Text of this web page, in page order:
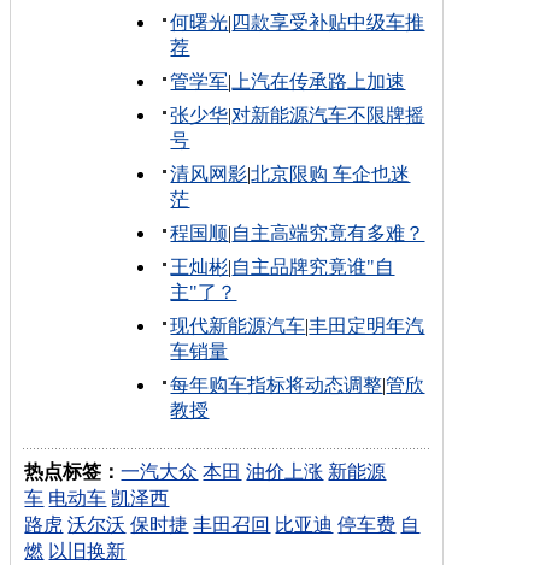
何曙光| 四款享受补贴中级车推
荐
管学军| 上汽在传承路上加速
张少华|对新能源汽车不限牌摇
号
清风网影|北京限购 车企也迷
茫
程国顺|自主高端究竟有多难？
王灿彬|自主品牌究竟谁"自
主"了？
现代新能源汽车|丰田定明年汽
车销量
每年购车指标将动态调整|管欣
教授
热点标签：一汽大众 本田 油价上涨 新能源
车 电动车 凯泽西
路虎 沃尔沃 保时捷 丰田召回 比亚迪 停车费 自
燃 以旧换新